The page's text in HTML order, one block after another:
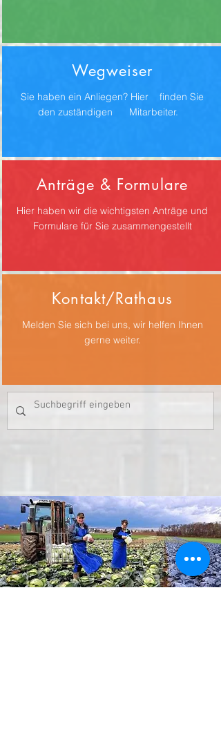
Wegweiser
Sie haben ein Anliegen? Hier finden Sie
den zuständigen Mitarbeiter.
Anträge & Formulare
Hier haben wir die wichtigsten Anträge und
Formulare für Sie zusammengestellt
Kontakt/Rathaus
Melden Sie sich bei uns, wir helfen Ihnen
gerne weiter.